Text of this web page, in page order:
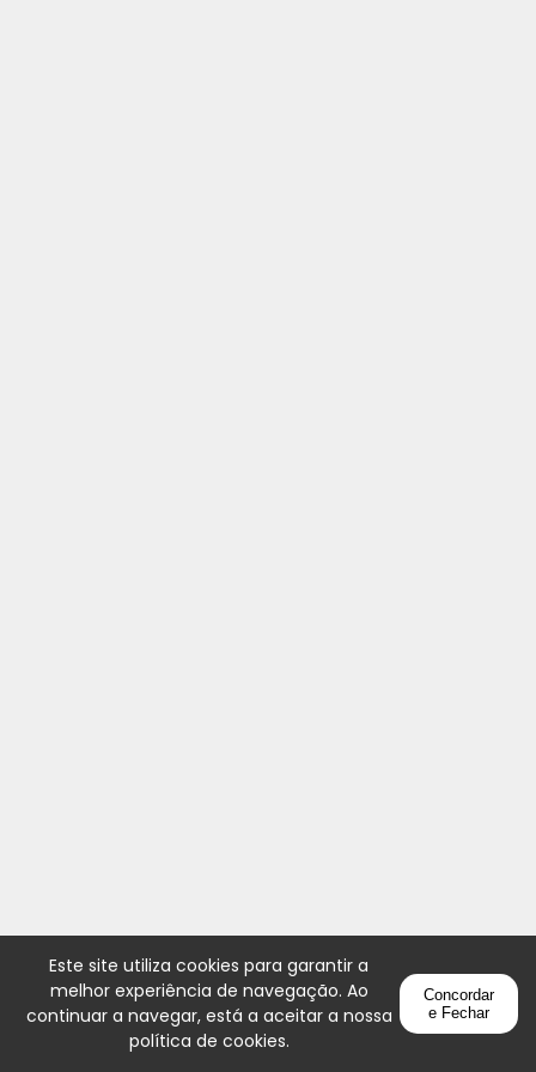
Este site utiliza cookies para garantir a
melhor experiência de navegação. Ao
continuar a navegar, está a aceitar a nossa
política de cookies.
Concordar
e Fechar